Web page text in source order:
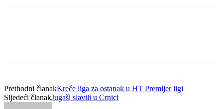
Prethodni članakKreće liga za ostanak u HT Premijer ligi
Sljedeći članakJugaši slavili u Crnici